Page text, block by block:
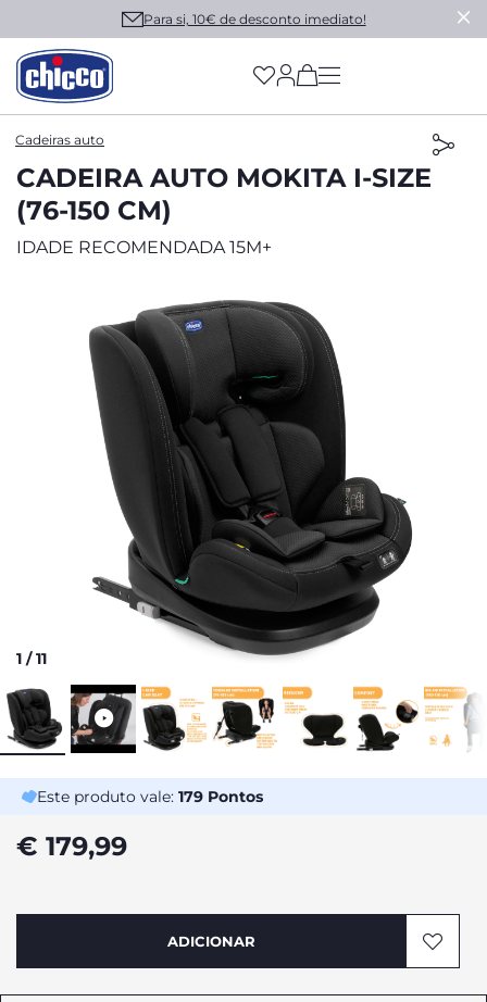
Para si, 10€ de desconto imediato!
(has more options
Cadeiras auto
CADEIRA AUTO MOKITA I-SIZE
(76-150 CM)
IDADE RECOMENDADA 15M+
1 /11
Este produto vale: 179 Pontos
€ 179,99
ADICIONAR